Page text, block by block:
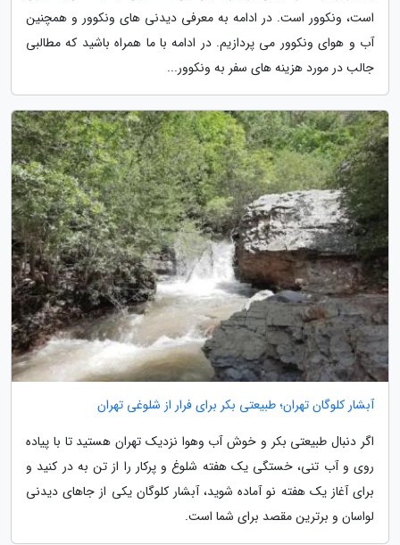
است، ونکوور است. در ادامه به معرفی دیدنی های ونکوور و همچنین
آب و هوای ونکوور می پردازیم. در ادامه با ما همراه باشید که مطالبی
جالب در مورد هزینه های سفر به ونکوور...
آبشار کلوگان تهران؛ طبیعتی بکر برای فرار از شلوغی تهران
اگر دنبال طبیعتی بکر و خوش آب وهوا نزدیک تهران هستید تا با پیاده
روی و آب تنی، خستگی یک هفته شلوغ و پرکار را از تن به در کنید و
برای آغاز یک هفته نو آماده شوید، آبشار کلوگان یکی از جاهای دیدنی
لواسان و برترین مقصد برای شما است.